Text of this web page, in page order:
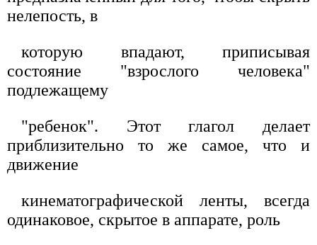
нелепость, в
которую впадают, приписывая
состояние "взрослого человека"
подлежащему
"ребенок". Этот глагол делает
приблизительно то же самое, что и
движение
кинематографической ленты, всегда
одинаковое, скрытое в аппарате, роль